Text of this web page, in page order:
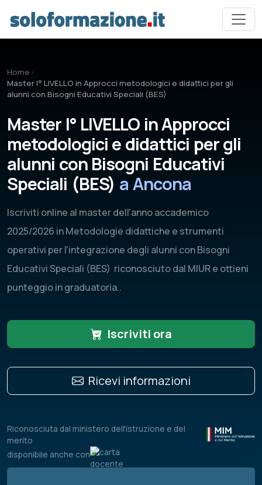
Home ›
Master I° LIVELLO in Approcci metodologici e didattici per gli
alunni con Bisogni Educativi Speciali (BES)
Master I° LIVELLO in Approcci
metodologici e didattici per gli
alunni con Bisogni Educativi
Speciali (BES) a Ancona
Iscriviti online al master dell'anno accademico
2025/2026 in Metodologie didattiche e strumenti
operativi per l’integrazione degli alunni con Bisogni
Educativi Speciali (BES) riconosciuto dal MIUR e ottieni
punteggio in graduatoria..
Iscriviti ora
Ricevi informazioni
Riconosciuta dal ministero dell'istruzione e del
merito
disponibile anche con